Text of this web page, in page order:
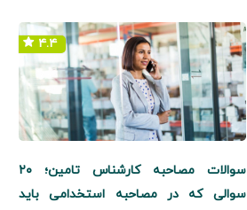
۴.۴
سوالات مصاحبه کارشناس تامین؛ ۲۰
سوالی که در مصاحبه استخدامی باید